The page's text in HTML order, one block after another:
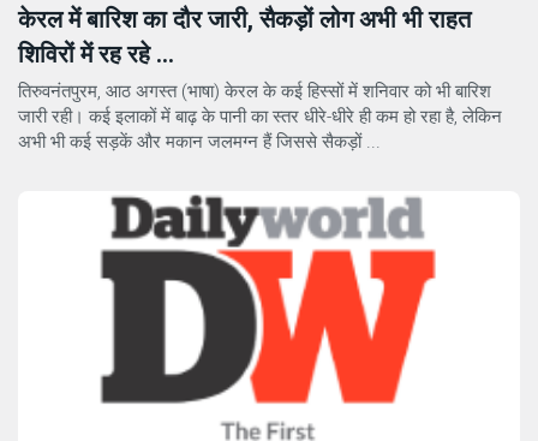
केरल में बारिश का दौर जारी, सैकड़ों लोग अभी भी राहत
शिविरों में रह रहे ...
तिरुवनंतपुरम, आठ अगस्त (भाषा) केरल के कई हिस्सों में शनिवार को भी बारिश
जारी रही। कई इलाकों में बाढ़ के पानी का स्तर धीरे-धीरे ही कम हो रहा है, लेकिन
अभी भी कई सड़कें और मकान जलमग्न हैं जिससे सैकड़ों ...